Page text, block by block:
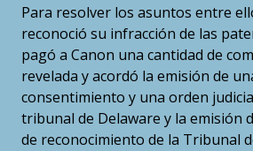
Para resolver los asuntos entre
reconoció su infracción de las
pagó a Canon una cantidad de
revelada y acordó la emisión de
consentimiento y una orden
tribunal de Delaware y la emisión
de reconocimiento de la Tribunal